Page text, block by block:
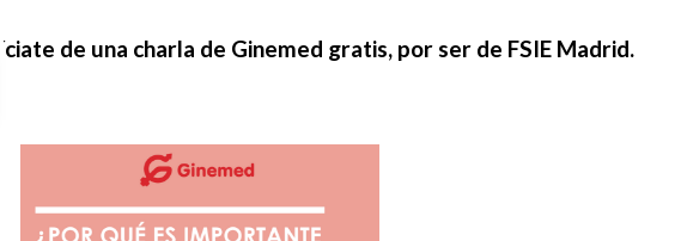
de una charla de Ginemed gratis, por ser de FSIE Madrid.